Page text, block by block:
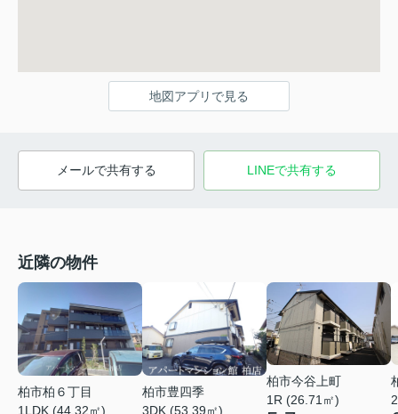
地図アプリで見る
メールで共有する LINEで共有する
近隣の物件
柏市柏６丁目
1LDK (44.32㎡)
柏市豊四季
3DK (53.39㎡)
柏市今谷上町
1R (26.71㎡)